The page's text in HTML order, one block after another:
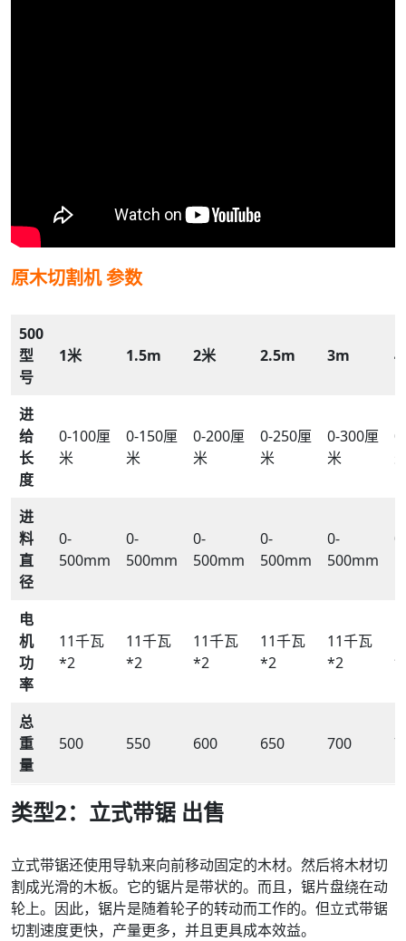
原木切割机参数
500
型
号
1米 1.5m 2米 2.5m 3m
进
给
长
度
0-100厘
米
0-150厘
米
0-200厘
米
0-250厘
米
0-300厘
米
进
料
直
径
0-
500mm
0-
500mm
0-
500mm
0-
500mm
0-
500mm
0-
电
机
功
率
11千瓦
*2
11千瓦
*2
11千瓦
*2
11千瓦
*2
11千瓦
*2
总
重
量
500 550 600 650 700
类型2：立式带锯 出售
立式带锯还使用导轨来向前移动固定的木材。然后将木材切
割成光滑的木板。它的锯片是带状的。而且，锯片盘绕在动
轮上。因此，锯片是随着轮子的转动而工作的。但立式带锯
切割速度更快，产量更多，并且更具成本效益。